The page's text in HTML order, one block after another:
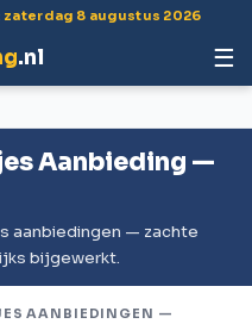
zaterdag 8 augustus 2026
.nl ☰
Aanbieding —
aanbiedingen — zachte
bijgewerkt.
AANBIEDINGEN —